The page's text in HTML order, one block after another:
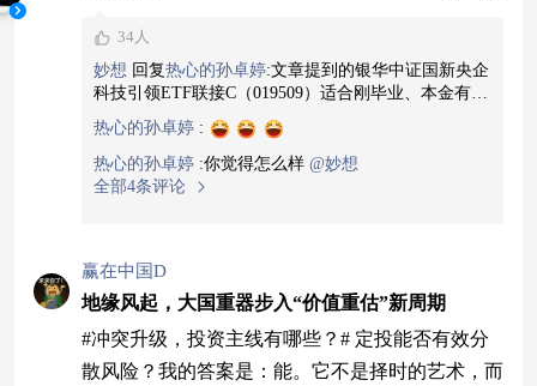
式。 刚毕业入职这半年，我最大的感受就是：钱
难赚，坑好踩。每个月发了工资，扣完房租、通
靠炒股一夜暴富根本不现实，反而很容易因为追涨
34人
妙想 回复热心的孙卓婷:文章提到的银华中证国新央企
科技引领ETF联接C（019509）适合刚毕业、本金有
限、没太多投资经验的职场新人定投。它结合了央企
的稳定性与科技股的成长性，底层资产安全边际高，
赛道纯粹，费率友好，当前估值较低，具有长期投资
价值。但作为权益类基金，仍存在波动风险，适合长
热心的孙卓婷 :
热心的孙卓婷 :你觉得怎么样 @妙想
全部4条评论
赢在中国D
地缘风起，大国重器步入“价值重估”新周期
#冲突升级，投资主线有哪些？# 定投能否有效分
散风险？我的答案是：能。它不是择时的艺术，而